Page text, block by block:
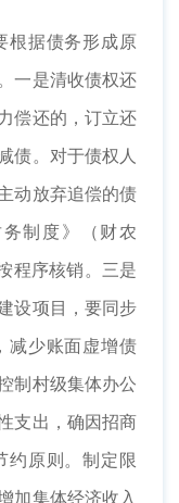
据债务形成原
一是清收债权还
偿还的，订立还
债。对于债权人
动放弃追偿的债
制度》（财农
程序核销。三是
设项目，要同步
减少账面虚增债
制村级集体办公
支出，确因招商
约原则。制定限
加集体经济收入